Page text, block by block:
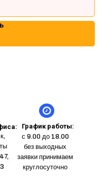
График работы:
с 9.00 до 18.00
без выходных
заявки принимаем
круглосуточно